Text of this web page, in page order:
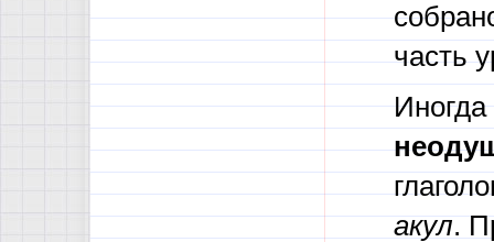
часть
Иногда
акул.